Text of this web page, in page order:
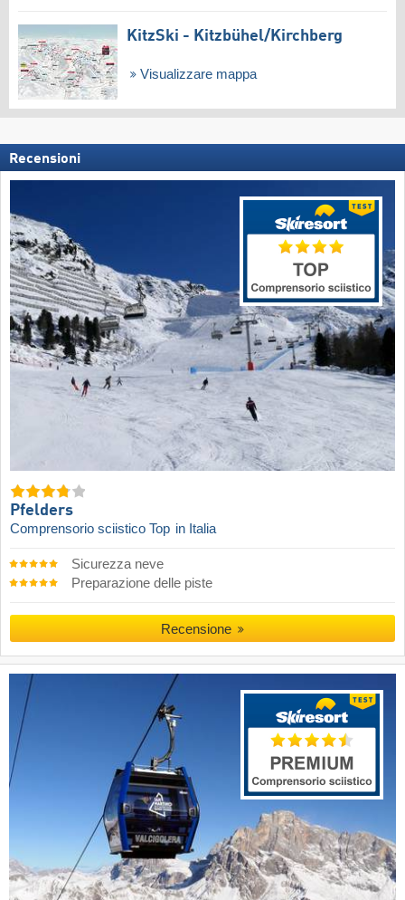
KitzSki - Kitzbühel/​Kirchberg
Visualizzare mappa
Recensioni
Pfelders
Comprensorio sciistico Top in Italia
Sicurezza neve
Preparazione delle piste
Recensione